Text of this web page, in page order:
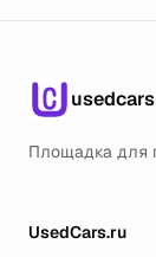
usedcars
Площадка для
UsedCars.ru